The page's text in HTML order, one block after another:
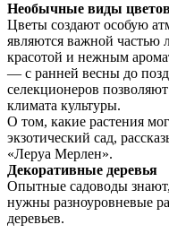
Необычные виды цветов
Цветы создают особую
являются важной частью
красотой и нежным
— с ранней весны до
селекционеров
климата культуры.
О том, какие растения
экзотический сад,
«Леруа Мерлен».
Декоративные деревья
Опытные садоводы
нужны разноуровневые
деревьев.